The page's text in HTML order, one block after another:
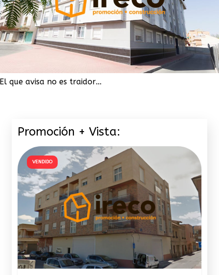
El que avisa no es traidor…
Promoción + Vista:
VENDIDO